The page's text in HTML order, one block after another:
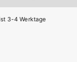
3-4 Werktage